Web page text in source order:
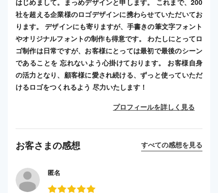
社を超える企業様のロゴデザインに携わらせていただいてお
ります。 デザインにも寄りますが、手書きの筆文字フォント
やオリジナルフォントの制作も得意です。 わたしにとってロ
ゴ制作は日常ですが、お客様にとっては最初で最後のシーン
であることを 忘れないよう心掛けております。 お客様自身
の活力となり、顧客様に愛され続ける、ずっと使っていただ
けるロゴをつくれるよう 尽力いたします！
プロフィールを詳しく見る
お客さまの感想 すべての感想を見る
匿名